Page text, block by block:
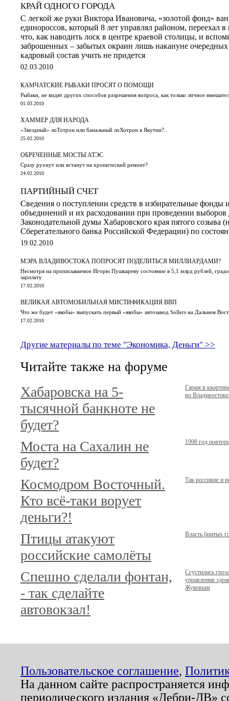
КРАЙ ОДНОГО ГОРОДА
С легкой же руки Виктора Ивановича, «золотой фонд»
единороссов, который 8 лет управлял районом, переехал в
что, как наводить лоск в центре краевой столицы, и
заброшенных – забытых окраин лишь накануне
кадровый состав учить не придется
02.03.2010
КАМЧАТСКИЕ РЫБАКИ ПРОСЯТ О ПОМОЩИ
Рыбаки, не видят других способов разрешения вопроса, как только личное
01.03.2010
ХАММЕР ДЛЯ НАРОДА
«Звездный» лоТотрон или банальный лоХотрон в Якутии?..
25.02.2010
ОБРЕЧЕННЫЕ МОСТЫ АТЭС
Сразу рухнут или встанут на хронический ремонт?
24.02.2010
ПАРТИЙНЫЙ СЧЕТ
Сведения о поступлении средств в избирательные фонды
объединений и их расходовании при проведении выборов
Законодательной думы Хабаровского края пятого созыва
Сберегательного банка Российской Федерации) по
19.02.2010
МЭРА ВЛАДИВОСТОКА ПОПРОСЯТ ПОДЕЛИТЬСЯ МИЛЛИАРДАМИ?
Несмотря на приписываемое Игорю Пушкареву состояние в 5,1 млрд рублей,
зарплату
17.02.2010
ВЕЛИКАЯ АВТОМОБИЛЬНАЯ МИСТИФИКАЦИЯ ВВП
Что же будет «якобы» выпускать первый «якобы» автозавод Sollers на Дальнем
17.02.2010
Другие материалы по теме "Экономика, Деньги" >>
Читайте также на форуме
Хабаровска на 5-
тысячной банкноте не
будет?
Гараж в
во
Моста на Сахалин не
будет?
1998 год
Космодром Восточный.
Кто всё-таки ворует
деньги?!
Так россияне и
Птицы атакуют
российские самолёты
Власть бритых
Спешно сделали фонтан,
- так сделайте
автовокзал!
Сгустились
управления
Жуковым
Пользовательское соглашение,
На данном сайте распространяется
периодического издания «Дебри-ДВ»